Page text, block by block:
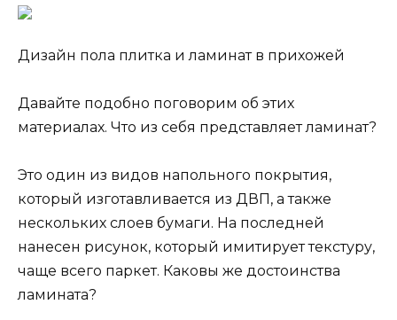
Дизайн пола плитка и ламинат в прихожей
Давайте подобно поговорим об этих
материалах. Что из себя представляет ламинат?
Это один из видов напольного покрытия,
который изготавливается из ДВП, а также
нескольких слоев бумаги. На последней
нанесен рисунок, который имитирует текстуру,
чаще всего паркет. Каковы же достоинства
ламината?